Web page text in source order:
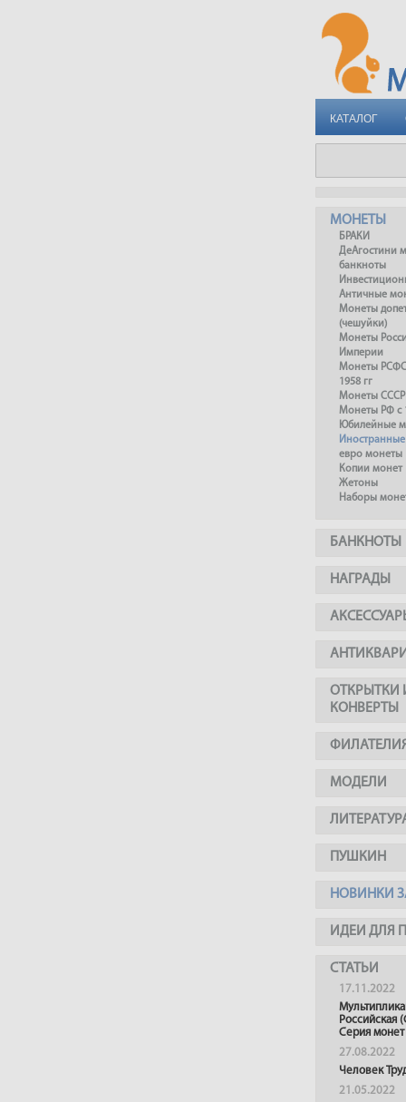
КАТАЛОГ
МОНЕТЫ
БРАКИ
ДеАгостини
банкноты
Античные
Монеты
(чешуйки)
Монеты
Империи
Монеты
1958 гг
Монеты СССР
Монеты РФ с
Юбилейные
евро монеты
Копии монет
Жетоны
Наборы
БАНКНОТЫ
НАГРАДЫ
ОТКРЫТКИ
КОНВЕРТЫ
МОДЕЛИ
ПУШКИН
НОВИНКИ
ИДЕИ ДЛЯ
СТАТЬИ
17.11.2022
Российская
Серия монет
27.08.2022
Человек
21.05.2022